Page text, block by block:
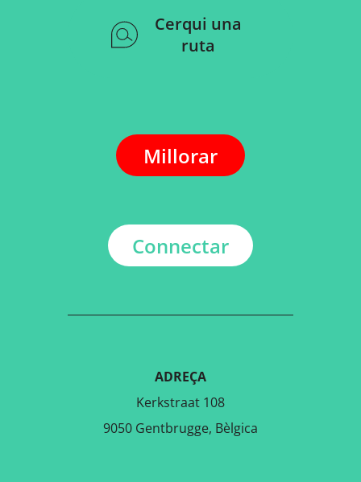
Cerqui una
ruta
Millorar
Connectar
ADREÇA
Kerkstraat 108
9050 Gentbrugge, Bèlgica